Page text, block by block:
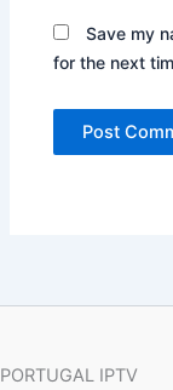
Save my
for the next
PORTUGAL IPTV